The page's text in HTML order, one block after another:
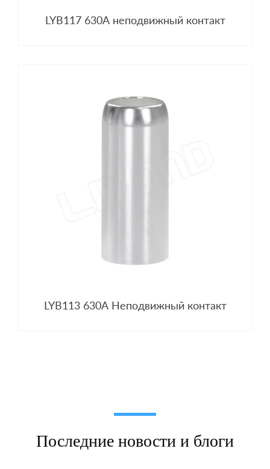
LYB117 630A неподвижный контакт
LYB113 630A Неподвижный контакт
Последние новости и блоги